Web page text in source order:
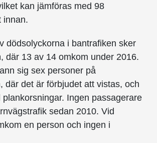
kan jämföras med 98
innan.
dödsolyckorna i bantrafiken sker
där 13 av 14 omkom under 2016.
sig sex personer på
där det är förbjudet att vistas, och
Ingen passagerare
sedan 2010. Vid
en person och ingen i